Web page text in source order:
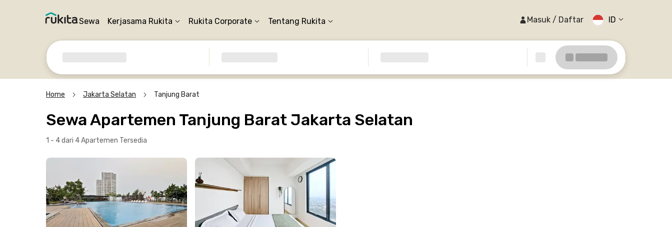
Sewa Kerjasama Rukita Rukita Corporate Tentang Rukita Masuk / Daftar ID
Home Jakarta Selatan Tanjung Barat
Sewa Apartemen Tanjung Barat Jakarta Selatan
1 - 4 dari 4 Apartemen Tersedia